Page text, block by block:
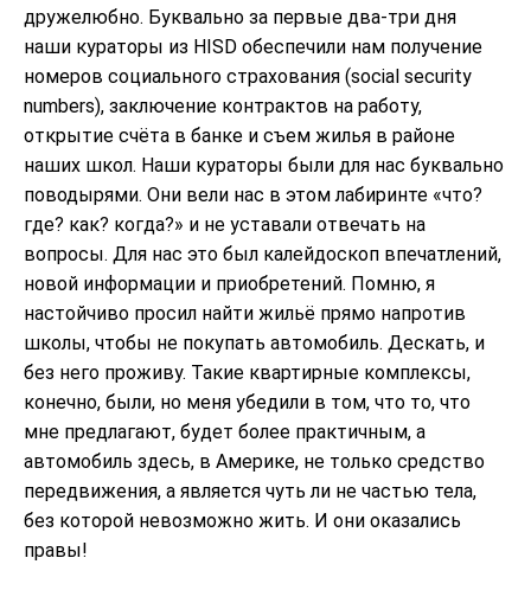
дружелюбно. Буквально за первые два-три дня
наши кураторы из HISD обеспечили нам получение
номеров социального страхования (social security
numbers), заключение контрактов на работу,
открытие счёта в банке и съем жилья в районе
наших школ. Наши кураторы были для нас буквально
поводырями. Они вели нас в этом лабиринте «что?
где? как? когда?» и не уставали отвечать на
вопросы. Для нас это был калейдоскоп впечатлений,
новой информации и приобретений. Помню, я
настойчиво просил найти жильё прямо напротив
школы, чтобы не покупать автомобиль. Дескать, и
без него проживу. Такие квартирные комплексы,
конечно, были, но меня убедили в том, что то, что
мне предлагают, будет более практичным, а
автомобиль здесь, в Америке, не только средство
передвижения, а является чуть ли не частью тела,
без которой невозможно жить. И они оказались
правы!